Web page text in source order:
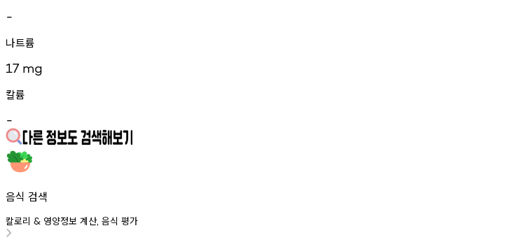
-
나트륨
17 mg
칼륨
-
음식 검색
칼로리 & 영양정보 계산, 음식 평가